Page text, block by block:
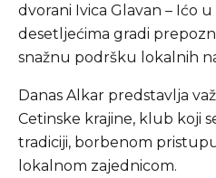
dvorani Ivica Glavan – Ićo
desetljećima gradi
snažnu podršku lokalnih
Danas Alkar predstavlja
Cetinske krajine, klub koji
tradiciji, borbenom
lokalnom zajednicom.